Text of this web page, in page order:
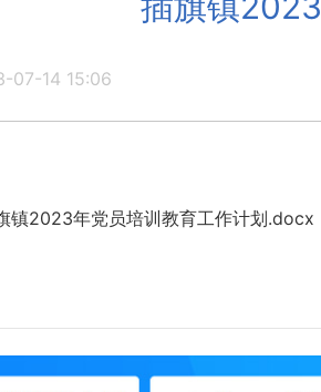
07-14 15:06
镇2023年党员培训教育工作计划.docx